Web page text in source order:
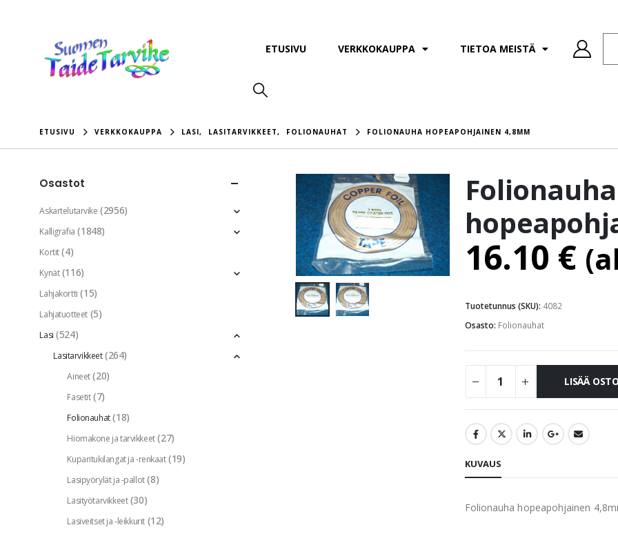
ETUSIVU VERKKOKAUPPA TIETOA MEISTÄ
ETUSIVU VERKKOKAUPPA LASI, LASITARVIKKEET, FOLIONAUHAT FOLIONAUHA HOPEAPOHJAINEN 4,8MM
Folionauha
16.10 €
Tuotetunnus (SKU): 4082
Osasto: Folionauhat
LISÄÄ
KUVAUS
Folionauha hopeapohjainen
Osastot
Askartelutarvike (2956)
Kalligrafia (1848)
Kortit (4)
Kynät (116)
Lahjakortti (15)
Lahjatuotteet (5)
Lasi (524)
Lasitarvikkeet (264)
Aineet (20)
Fasetit (7)
Folionauhat (18)
Hiomakone ja tarvikkeet (27)
Kuparitukilangat ja -renkaat (19)
Lasipyörylät ja -pallot (8)
Lasityötarvikkeet (30)
Lasiveitset ja -leikkurit (12)